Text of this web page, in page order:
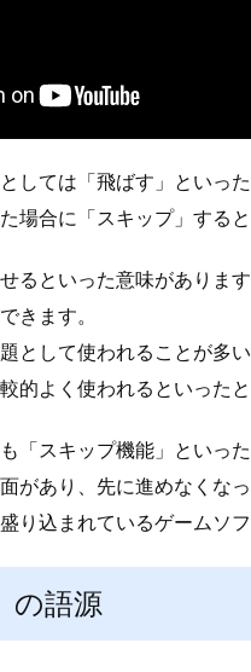
しては「飛ばす」といっ
場合に「スキップ」すると
るといった意味がありま
きます。
として使われることが多
的よく使われるといった
「スキップ機能」といった
があり、先に進めなくな
り込まれているゲームソフ
の語源